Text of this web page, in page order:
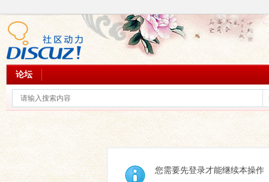
论坛
您需要先登录才能继续本操作